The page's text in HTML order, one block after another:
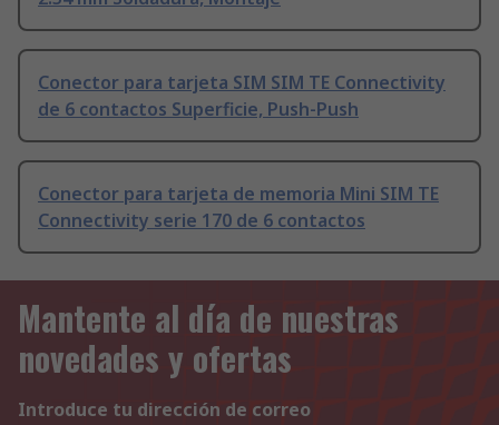
Conector para tarjeta SIM SIM TE Connectivity
de 6 contactos Superficie, Push-Push
Conector para tarjeta de memoria Mini SIM TE
Connectivity serie 170 de 6 contactos
Mantente al día de nuestras
novedades y ofertas
Introduce tu dirección de correo